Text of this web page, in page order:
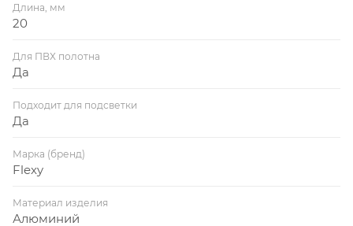
Длина, мм
20
Для ПВХ полотна
Да
Подходит для подсветки
Да
Марка (бренд)
Flexy
Материал изделия
Алюминий